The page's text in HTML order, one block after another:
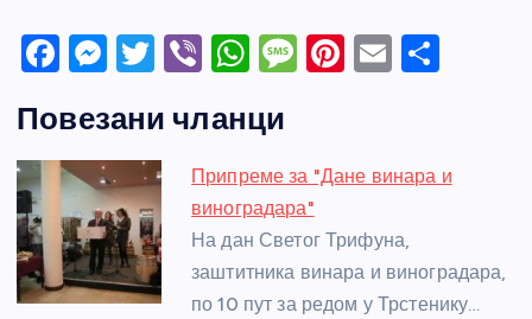
F
c
e
b
o
o
M
ss
e
n
g
er
T
itt
er
Vi
er
W
at
s
A
p
p
M
a
g
e
Pi
e
E
e
Повезани чланци
Припреме за "Дане винара и
виноградара"
На дан Светог Трифуна,
заштитника винара и виноградара,
по 10 пут за редом у Трстенику…